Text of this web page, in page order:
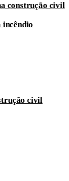
construção civil
incêndio
civil